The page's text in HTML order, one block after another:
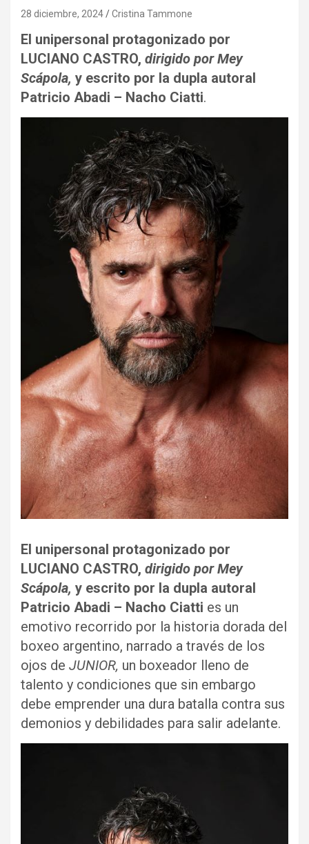
28 diciembre, 2024 Cristina Tammone
El unipersonal protagonizado por
LUCIANO CASTRO, dirigido por Mey
Scápola, y escrito por la dupla autoral
Patricio Abadi – Nacho Ciatti.
El unipersonal protagonizado por
LUCIANO CASTRO, dirigido por Mey
Scápola, y escrito por la dupla autoral
Patricio Abadi – Nacho Ciatti es un
emotivo recorrido por la historia dorada del
boxeo argentino, narrado a través de los
ojos de JUNIOR, un boxeador lleno de
talento y condiciones que sin embargo
debe emprender una dura batalla contra sus
demonios y debilidades para salir adelante.